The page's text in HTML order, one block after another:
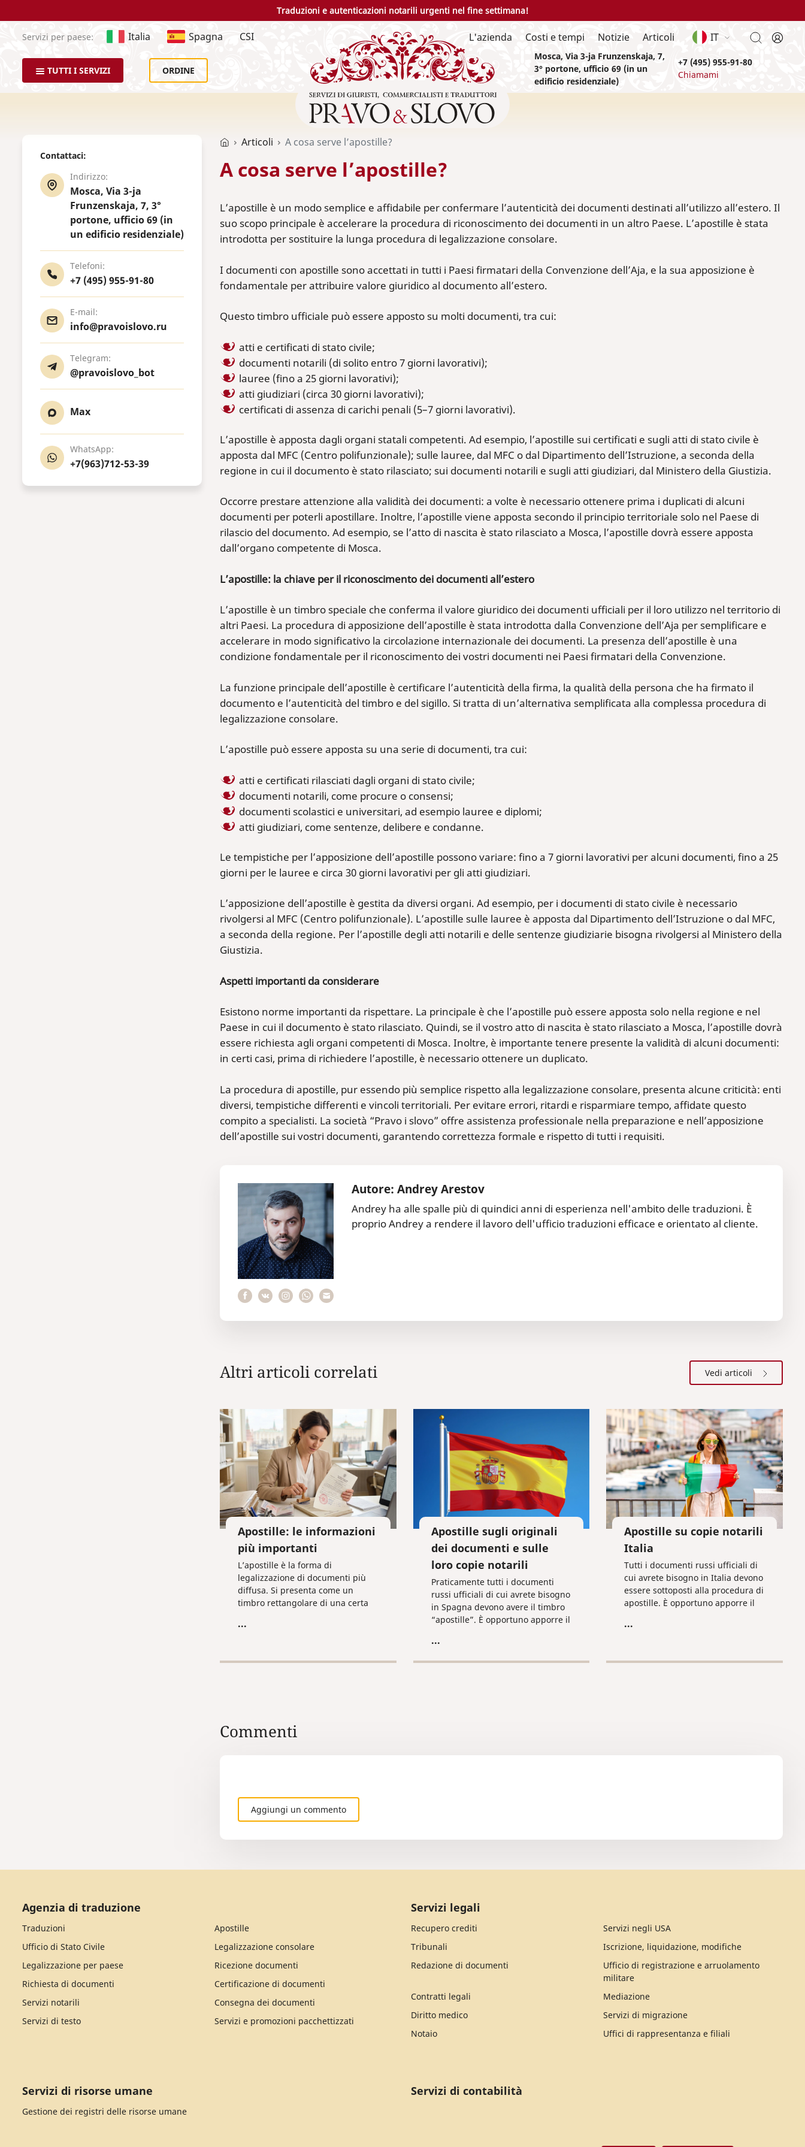
Traduzioni e autenticazioni notarili urgenti nel fine settimana!
Servizi per paese: Italia Spagna CSI
TUTTI I SERVIZI ORDINE
L'azienda Costi e tempi Notizie Articoli IT
Mosca, Via 3-ja Frunzenskaja, 7,
3° portone, ufficio 69 (in un
edificio residenziale)
+7 (495) 955-91-80
Chiamami
Contattaci:
Indirizzo:
Mosca, Via 3-ja
Frunzenskaja, 7, 3°
portone, ufficio 69 (in
un edificio residenziale)
Telefoni:
+7 (495) 955-91-80
E-mail:
info@pravoislovo.ru
Telegram:
@pravoislovo_bot
Max
WhatsApp:
+7(963)712-53-39
Articoli A cosa serve l’apostille?
A cosa serve l’apostille?
L’apostille è un modo semplice e affidabile per confermare l’autenticità dei documenti destinati all’utilizzo all’estero. Il
suo scopo principale è accelerare la procedura di riconoscimento dei documenti in un altro Paese. L’apostille è stata
introdotta per sostituire la lunga procedura di legalizzazione consolare.
I documenti con apostille sono accettati in tutti i Paesi firmatari della Convenzione dell’Aja, e la sua apposizione è
fondamentale per attribuire valore giuridico al documento all’estero.
Questo timbro ufficiale può essere apposto su molti documenti, tra cui:
atti e certificati di stato civile;
documenti notarili (di solito entro 7 giorni lavorativi);
lauree (fino a 25 giorni lavorativi);
atti giudiziari (circa 30 giorni lavorativi);
certificati di assenza di carichi penali (5–7 giorni lavorativi).
L’apostille è apposta dagli organi statali competenti. Ad esempio, l’apostille sui certificati e sugli atti di stato civile è
apposta dal MFC (Centro polifunzionale); sulle lauree, dal MFC o dal Dipartimento dell’Istruzione, a seconda della
regione in cui il documento è stato rilasciato; sui documenti notarili e sugli atti giudiziari, dal Ministero della Giustizia.
Occorre prestare attenzione alla validità dei documenti: a volte è necessario ottenere prima i duplicati di alcuni
documenti per poterli apostillare. Inoltre, l’apostille viene apposta secondo il principio territoriale solo nel Paese di
rilascio del documento. Ad esempio, se l’atto di nascita è stato rilasciato a Mosca, l’apostille dovrà essere apposta
dall’organo competente di Mosca.
L’apostille: la chiave per il riconoscimento dei documenti all’estero
L’apostille è un timbro speciale che conferma il valore giuridico dei documenti ufficiali per il loro utilizzo nel territorio di
altri Paesi. La procedura di apposizione dell’apostille è stata introdotta dalla Convenzione dell’Aja per semplificare e
accelerare in modo significativo la circolazione internazionale dei documenti. La presenza dell’apostille è una
condizione fondamentale per il riconoscimento dei vostri documenti nei Paesi firmatari della Convenzione.
La funzione principale dell’apostille è certificare l’autenticità della firma, la qualità della persona che ha firmato il
documento e l’autenticità del timbro e del sigillo. Si tratta di un’alternativa semplificata alla complessa procedura di
legalizzazione consolare.
L’apostille può essere apposta su una serie di documenti, tra cui:
atti e certificati rilasciati dagli organi di stato civile;
documenti notarili, come procure o consensi;
documenti scolastici e universitari, ad esempio lauree e diplomi;
atti giudiziari, come sentenze, delibere e condanne.
Le tempistiche per l’apposizione dell’apostille possono variare: fino a 7 giorni lavorativi per alcuni documenti, fino a 25
giorni per le lauree e circa 30 giorni lavorativi per gli atti giudiziari.
L’apposizione dell’apostille è gestita da diversi organi. Ad esempio, per i documenti di stato civile è necessario
rivolgersi al MFC (Centro polifunzionale). L’apostille sulle lauree è apposta dal Dipartimento dell’Istruzione o dal MFC,
a seconda della regione. Per l’apostille degli atti notarili e delle sentenze giudiziarie bisogna rivolgersi al Ministero della
Giustizia.
Aspetti importanti da considerare
Esistono norme importanti da rispettare. La principale è che l’apostille può essere apposta solo nella regione e nel
Paese in cui il documento è stato rilasciato. Quindi, se il vostro atto di nascita è stato rilasciato a Mosca, l’apostille dovrà
essere richiesta agli organi competenti di Mosca. Inoltre, è importante tenere presente la validità di alcuni documenti:
in certi casi, prima di richiedere l’apostille, è necessario ottenere un duplicato.
La procedura di apostille, pur essendo più semplice rispetto alla legalizzazione consolare, presenta alcune criticità: enti
diversi, tempistiche differenti e vincoli territoriali. Per evitare errori, ritardi e risparmiare tempo, affidate questo
compito a specialisti. La società “Pravo i slovo” offre assistenza professionale nella preparazione e nell’apposizione
dell’apostille sui vostri documenti, garantendo correttezza formale e rispetto di tutti i requisiti.
Autore: Andrey Arestov
Andrey ha alle spalle più di quindici anni di esperienza nell'ambito delle traduzioni. È
proprio Andrey a rendere il lavoro dell'ufficio traduzioni efficace e orientato al cliente.
Altri articoli correlati Vedi articoli
Apostille: le informazioni
più importanti
L’apostille è la forma di
legalizzazione di documenti più
diffusa. Si presenta come un
timbro rettangolare di una certa
nella lingua nazionale del Paese.
...
Apostille sugli originali
dei documenti e sulle
loro copie notarili
Praticamente tutti i documenti
russi ufficiali di cui avrete bisogno
in Spagna devono avere il timbro
“apostille”. È opportuno apporre il
prima ancora dell’uscita dalla
...
Apostille su copie notarili
Italia
Tutti i documenti russi ufficiali di
cui avrete bisogno in Italia devono
essere sottoposti alla procedura di
apostille. È opportuno apporre il
prima ancora dell’uscita dalla
a inviare i documenti nella città
...
Commenti
Aggiungi un commento
Agenzia di traduzione
Traduzioni
Apostille
Ufficio di Stato Civile
Legalizzazione consolare
Legalizzazione per paese
Ricezione documenti
Richiesta di documenti
Certificazione di documenti
Servizi notarili
Consegna dei documenti
Servizi di testo
Servizi e promozioni pacchettizzati
Servizi legali
Recupero crediti
Servizi negli USA
Tribunali
Iscrizione, liquidazione, modifiche
Redazione di documenti
Ufficio di registrazione e arruolamento
militare
Contratti legali
Mediazione
Diritto medico
Servizi di migrazione
Notaio
Uffici di rappresentanza e filiali
Servizi di risorse umane
Gestione dei registri delle risorse umane
Servizi di contabilità